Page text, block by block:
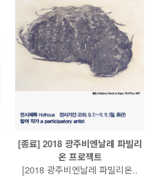
[종료] 2018 광주비엔날레 파빌리
온 프로젝트
[2018 광주비엔날레 파빌리온..